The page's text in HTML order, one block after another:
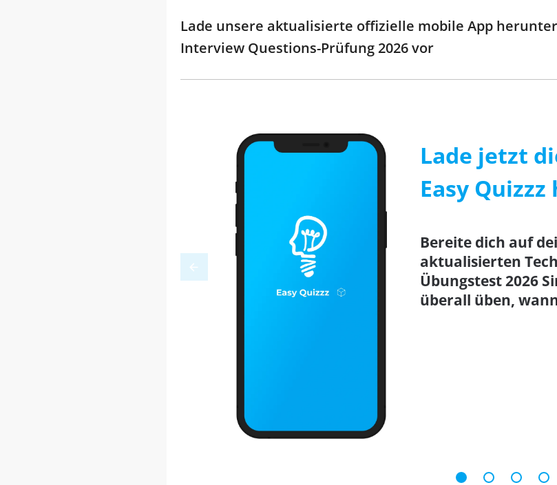
Lade unsere aktualisierte offizielle mobile App
Interview Questions-Prüfung 2026 vor
Lade jetzt
Easy
Bereite dich auf
aktualisierten
Übungstest 2026
überall üben,